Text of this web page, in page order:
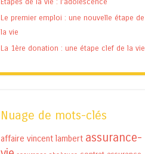
Le premier emploi : une nouvelle étape de
la vie
La 1ère donation : une étape clef de la vie
Nuage de mots-clés
affaire vincent lambert assurance-